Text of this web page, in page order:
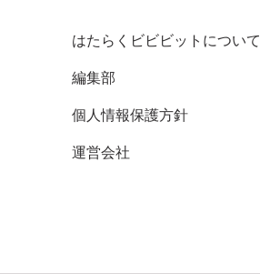
はたらくビビビットについて
編集部
個人情報保護方針
運営会社